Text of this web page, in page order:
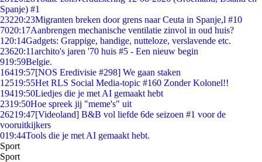
Spanje) #1
23220:23Migranten breken door grens naar Ceuta in Spanje,l #10
7020:17Aanbrengen mechanische ventilatie zinvol in oud huis?
1 20:14Gadgets: Grappige, handige, nutteloze, verslavende etc.
23620:11archito's jaren '70 huis #5 - Een nieuw begin
919:59Belgie.
16419:57[NOS Eredivisie #298] We gaan staken
12519:55Het RLS Social Media-topic #160 Zonder Kolonel!!
19419:50Liedjes die je met AI gemaakt hebt
2319:50Hoe spreek jij "meme's" uit
26219:47[Videoland] B&B vol liefde 6de seizoen #1 voor de
vooruitkijkers
019:44Tools die je met AI gemaakt hebt.
Sport
Sport